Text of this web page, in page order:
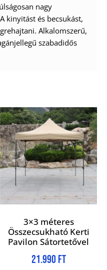
nagy
kinyitást és becsukást,
Alkalomszerű,
szabadidős
3×3 méteres
Összecsukható Kerti
Pavilon Sátortetővel
21.990 Ft